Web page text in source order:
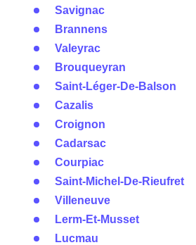
Savignac
Brannens
Valeyrac
Brouqueyran
Saint-Léger-De-Balson
Cazalis
Croignon
Cadarsac
Courpiac
Saint-Michel-De-Rieufret
Villeneuve
Lerm-Et-Musset
Lucmau